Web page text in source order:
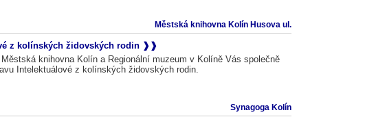
Městská knihovna Kolín Husova ul.
z kolínských židovských rodin
knihovna Kolín a Regionální muzeum v Kolíně Vás společně
Intelektuálové z kolínských židovských rodin.
Synagoga Kolín